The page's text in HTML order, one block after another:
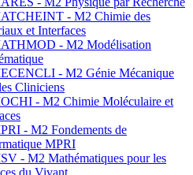
- M2 Chimie des
et Interfaces
- M2 Modélisation
- M2 Génie Mécanique
Cliniciens
- M2 Chimie Moléculaire et
- M2 Fondements de
MPRI
- M2 Mathématiques pour les
du Vivant